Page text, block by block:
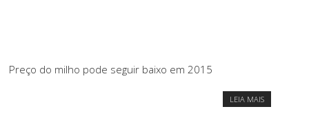
Preço do milho pode seguir baixo em 2015
LEIA MAIS